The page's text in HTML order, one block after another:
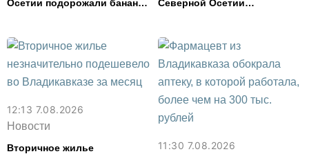
Осетии подорожали бананы
картофель
Северной Осетии
смыслов»
12:13 7.08.2026
Новости
Вторичное жилье
11:30 7.08.2026